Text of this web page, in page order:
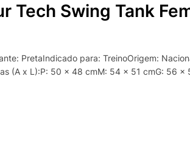
Tech Swing Tank
PretaIndicado para: TreinoOrigem:
(A x L):P: 50 x 48 cmM: 54 x 51 cmG: 56 x